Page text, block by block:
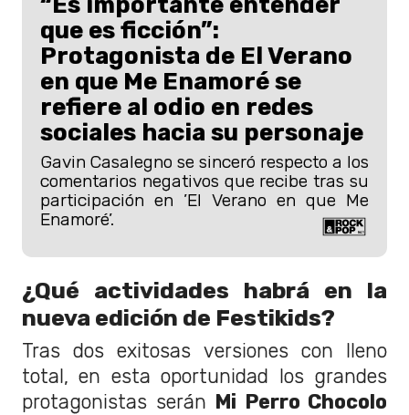
que es ficción”:
Protagonista de El Verano
en que Me Enamoré se
refiere al odio en redes
sociales hacia su personaje
Gavin Casalegno se sinceró respecto a los
comentarios negativos que recibe tras su
participación en ’El Verano en que Me
Enamoré’.
¿Qué actividades habrá en la
nueva edición de Festikids?
Tras dos exitosas versiones con lleno
total, en esta oportunidad los grandes
protagonistas serán Mi Perro Chocolo